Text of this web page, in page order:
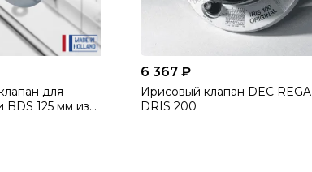
для
BDS 125 мм из
6 367 ₽
Ирисовый клапан DEC REGA
DRIS 200